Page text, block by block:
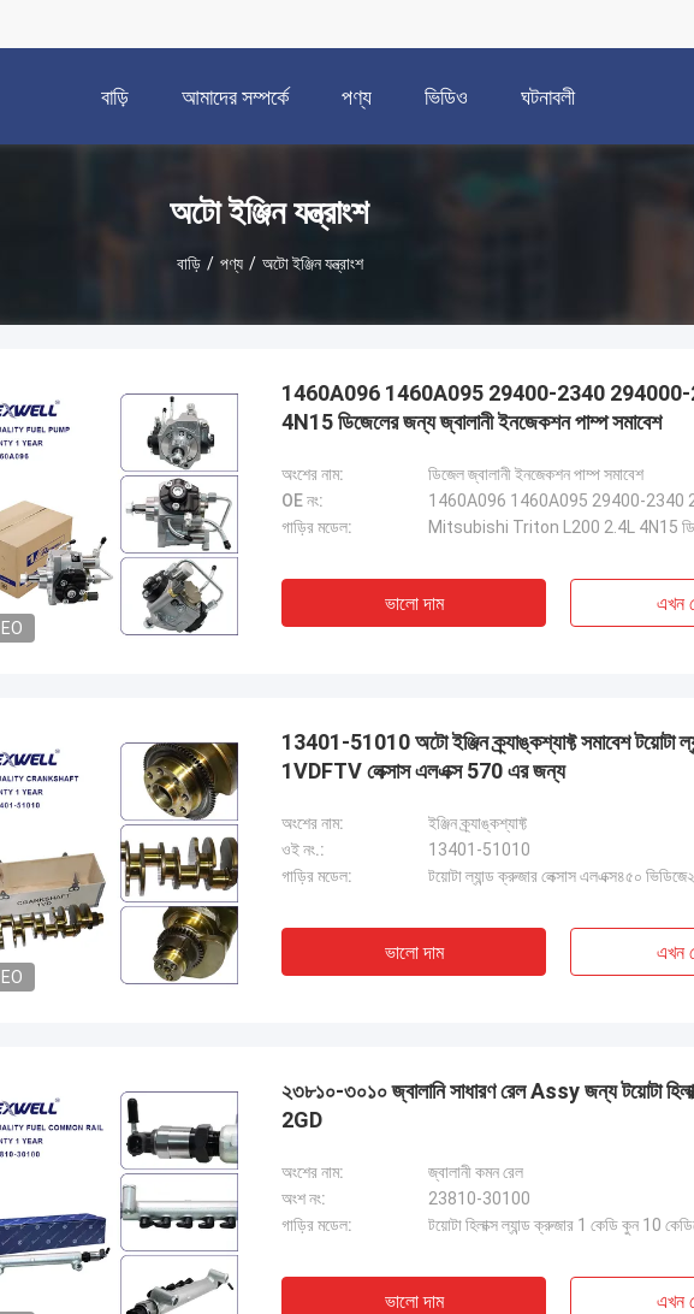
বাড়ি আমাদের সম্পর্কে পণ্য ভিডিও ঘটনাবলী
অটো ইঞ্জিন যন্ত্রাংশ
বাড়ি / পণ্য / অটো ইঞ্জিন যন্ত্রাংশ
1460A096 1460A095 29400-2340
4N15 ডিজেলের জন্য জ্বালানী ইনজেকশন পাম্প সমাবেশ
অংশের নাম:
ডিজেল জ্বালানী ইনজেকশন পাম্প সমাবেশ
OE নং:
1460A096 1460A095 29400-2340
গাড়ির মডেল:
Mitsubishi Triton L200 2.4L 4N15
ভালো দাম এখন
13401-51010 অটো ইঞ্জিন ক্র্যাঙ্কশ্যাফ্ট সমাবেশ টয়োটা
1VDFTV লেক্সাস এলএক্স 570 এর জন্য
অংশের নাম:
ইঞ্জিন ক্র্যাঙ্কশ্যাফ্ট
ওই নং.:
13401-51010
গাড়ির মডেল:
টয়োটা ল্যান্ড ক্রুজার লেক্সাস এলএক্স৪৫০
ভালো দাম এখন
২৩৮১০-৩০১০ জ্বালানি সাধারণ রেল Assy জন্য টয়োটা
2GD
অংশের নাম:
জ্বালানী কমন রেল
অংশ নং:
23810-30100
গাড়ির মডেল:
টয়োটা হিলাক্স ল্যান্ড ক্রুজার 1 কেডি কুন 10
ভালো দাম এখন